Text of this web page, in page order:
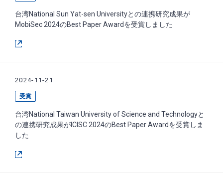
台湾National Sun Yat-sen Universityとの連携研究成果が
MobiSec 2024のBest Paper Awardを受賞しました
2024-11-21
受賞
台湾National Taiwan University of Science and Technologyと
の連携研究成果がICISC 2024のBest Paper Awardを受賞しま
した